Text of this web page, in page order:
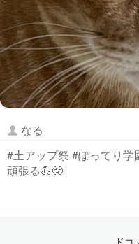
なる
#土アップ祭 #ぽってり
頑張る💪😤